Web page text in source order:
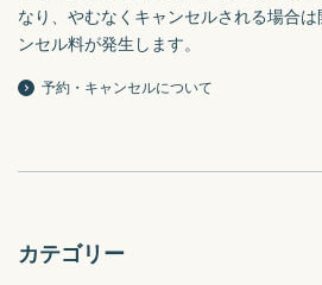
なり、やむなくキャンセルされる場合
ンセル料が発生します。
予約・キャンセルについて
カテゴリー